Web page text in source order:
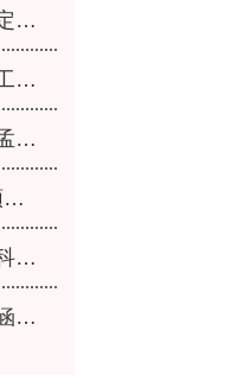
新工處設計品質獲雙獎肯定！成功市場改建、永福之家重建榮獲「2026國家卓越建設獎」
北市新工處「中正橋改建工程」榮獲 中國工程師學會115年「工程優良獎」肯定
新建工程處規劃設計科石孟衢幫工程司當選本府115年優良爸媽員工
115.05.28劉家銘副處長頒發本處115年第1季服務績優人員
新建工程處建築工程設計科顏科長俊明榮獲本府115年模範公務人員
新建工程處養護工程隊橋涵分隊李應命技工獲選本府115年優秀工友